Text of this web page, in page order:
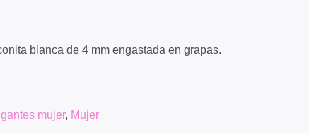
blanca de 4 mm engastada en grapas.
mujer, Mujer